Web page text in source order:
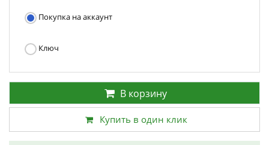
Покупка на аккаунт
Ключ
В корзину
Купить в один клик